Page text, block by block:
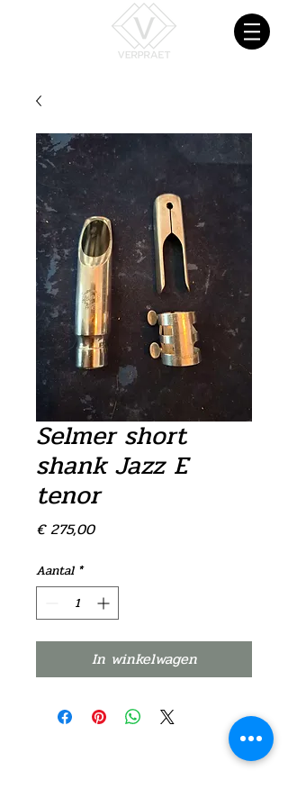
Selmer short
shank Jazz E
tenor
€ 275,00Prijs
Aantal *
In winkelwagen
©2021 door Verpraet Blaasinstrumenten